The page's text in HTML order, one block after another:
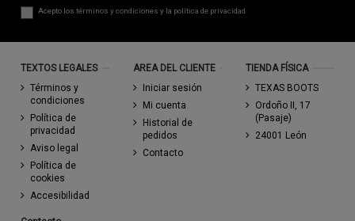
Acepto lostérminos y condiciones y la política de privacidad
TEXTOS LEGALES
Términos y
condiciones
Política de
privacidad
Aviso legal
Política de
cookies
Accesibilidad
AREA DEL CLIENTE
Iniciar sesión
Mi cuenta
Historial de
pedidos
Contacto
TIENDA FÍSICA
TEXAS BOOTS
Ordoño II, 17
(Pasaje)
24001 León